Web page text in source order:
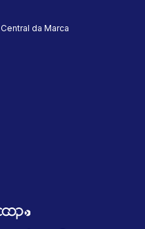
Central da Marca